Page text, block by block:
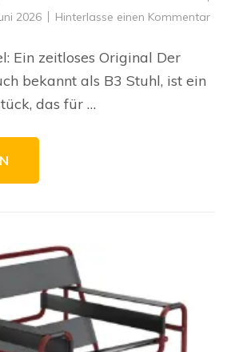
2026 Hinterlasse einen Kommentarzu
Ein zeitloses Original Der
bekannt als B3 Stuhl, ist ein
das für …